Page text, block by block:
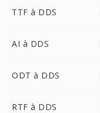
TTF à DDS
AI à DDS
ODT à DDS
RTF à DDS